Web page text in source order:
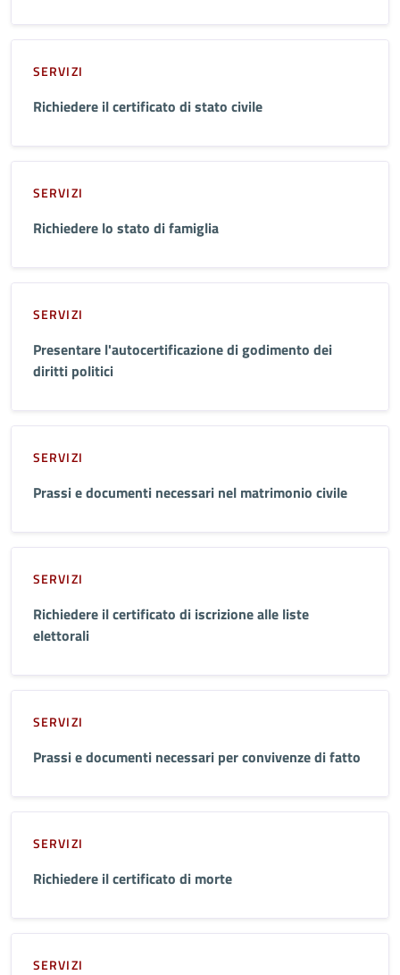
SERVIZI
Richiedere il certificato di stato civile
SERVIZI
Richiedere lo stato di famiglia
SERVIZI
Presentare l'autocertificazione di godimento dei
diritti politici
SERVIZI
Prassi e documenti necessari nel matrimonio civile
SERVIZI
Richiedere il certificato di iscrizione alle liste
elettorali
SERVIZI
Prassi e documenti necessari per convivenze di fatto
SERVIZI
Richiedere il certificato di morte
SERVIZI